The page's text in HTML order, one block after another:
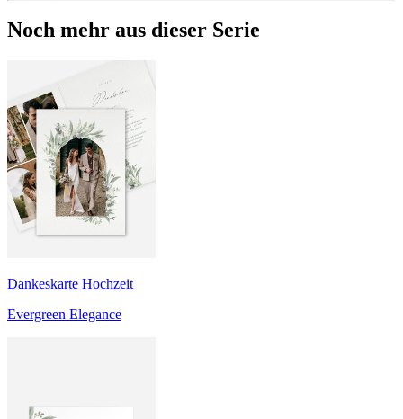
Noch mehr aus dieser Serie
Dankeskarte Hochzeit
Evergreen Elegance